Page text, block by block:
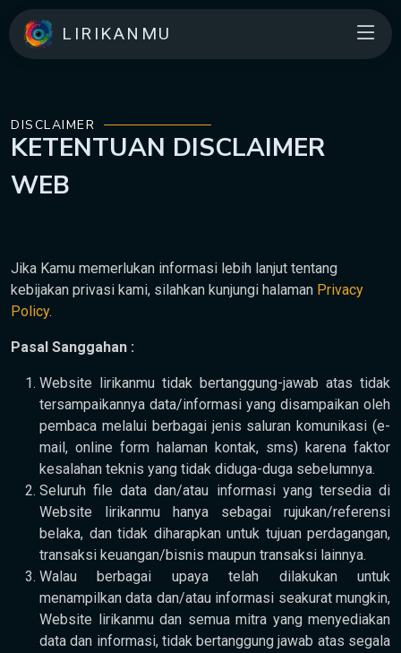
LIRIKANMU
DISCLAIMER
KETENTUAN DISCLAIMER
WEB
Jika Kamu memerlukan informasi lebih lanjut tentang
kebijakan privasi kami, silahkan kunjungi halaman Privacy
Policy.
Pasal Sanggahan :
Website lirikanmu tidak bertanggung-jawab atas tidak
tersampaikannya data/informasi yang disampaikan oleh
pembaca melalui berbagai jenis saluran komunikasi (e-
mail, online form halaman kontak, sms) karena faktor
kesalahan teknis yang tidak diduga-duga sebelumnya.
Seluruh file data dan/atau informasi yang tersedia di
Website lirikanmu hanya sebagai rujukan/referensi
belaka, dan tidak diharapkan untuk tujuan perdagangan,
transaksi keuangan/bisnis maupun transaksi lainnya.
Walau berbagai upaya telah dilakukan untuk
menampilkan data dan/atau informasi seakurat mungkin,
Website lirikanmu dan semua mitra yang menyediakan
data dan informasi, tidak bertanggung jawab atas segala